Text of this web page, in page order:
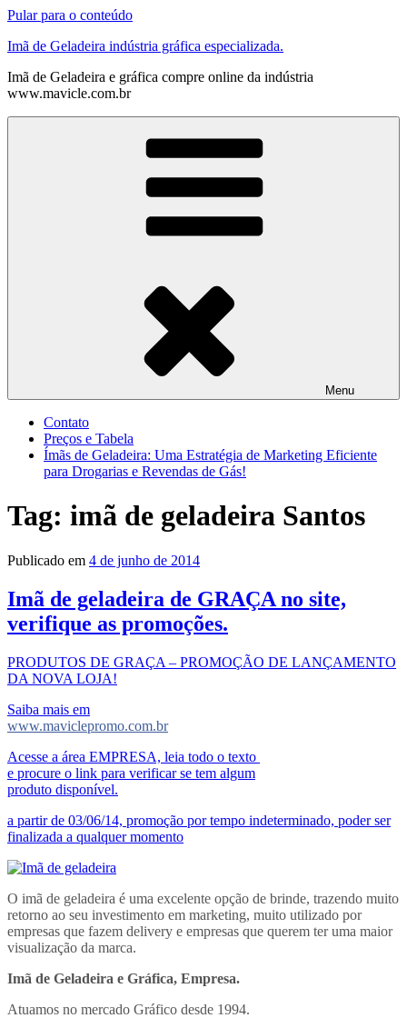
Pular para o conteúdo
Imã de Geladeira indústria gráfica especializada.
Imã de Geladeira e gráfica compre online da indústria
www.mavicle.com.br
Menu
Contato
Preços e Tabela
Ímãs de Geladeira: Uma Estratégia de Marketing Eficiente
para Drogarias e Revendas de Gás!
Tag: imã de geladeira Santos
Publicado em 4 de junho de 2014
Imã de geladeira de GRAÇA no site,
verifique as promoções.
PRODUTOS DE GRAÇA – PROMOÇÃO DE LANÇAMENTO
DA NOVA LOJA!
Saiba mais em
www.maviclepromo.com.br
Acesse a área EMPRESA, leia todo o texto
e procure o link para verificar se tem algum
produto disponível.
a partir de 03/06/14, promoção por tempo indeterminado, poder ser
finalizada a qualquer momento
O imã de geladeira é uma excelente opção de brinde, trazendo muito
retorno ao seu investimento em marketing, muito utilizado por
empresas que fazem delivery e empresas que querem ter uma maior
visualização da marca.
Imã de Geladeira e Gráfica, Empresa.
Atuamos no mercado Gráfico desde 1994.